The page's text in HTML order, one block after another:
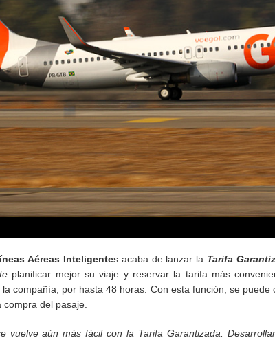
Aéreas Inteligentes acaba de lanzar la Tarifa
planificar mejor su viaje y reservar la tarifa más
compañía, por hasta 48 horas. Con esta función, se
compra del pasaje.
vuelve aún más fácil con la Tarifa Garantizada.